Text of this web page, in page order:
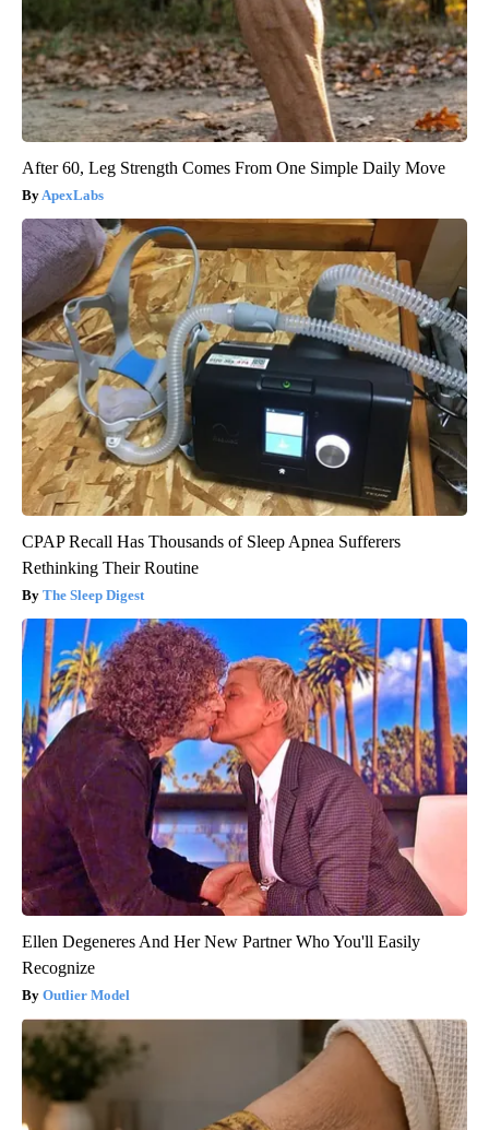
After 60, Leg Strength Comes From One Simple Daily Move
ApexLabs
CPAP Recall Has Thousands of Sleep Apnea Sufferers
Rethinking Their Routine
The Sleep Digest
Ellen Degeneres And Her New Partner Who You'll Easily
Recognize
Outlier Model